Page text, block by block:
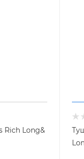
Rich Long&